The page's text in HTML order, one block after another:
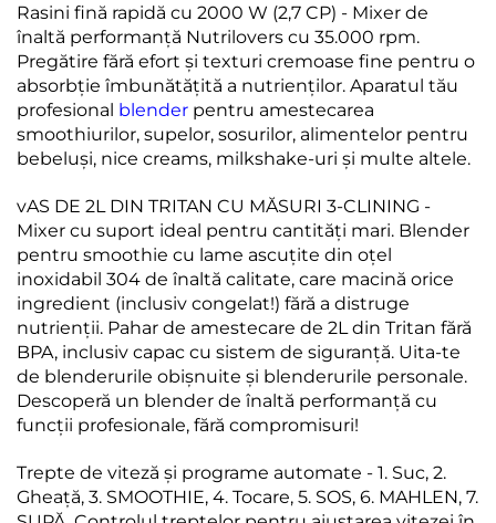
Rasini fină rapidă cu 2000 W (2,7 CP) - Mixer de
înaltă performanță Nutrilovers cu 35.000 rpm.
Pregătire fără efort și texturi cremoase fine pentru o
absorbție îmbunătățită a nutrienților. Aparatul tău
profesional blender pentru amestecarea
smoothiurilor, supelor, sosurilor, alimentelor pentru
bebeluși, nice creams, milkshake-uri și multe altele.
vAS DE 2L DIN TRITAN CU MĂSURI 3-CLINING -
Mixer cu suport ideal pentru cantități mari. Blender
pentru smoothie cu lame ascuțite din oțel
inoxidabil 304 de înaltă calitate, care macină orice
ingredient (inclusiv congelat!) fără a distruge
nutrienții. Pahar de amestecare de 2L din Tritan fără
BPA, inclusiv capac cu sistem de siguranță. Uita-te
de blenderurile obișnuite și blenderurile personale.
Descoperă un blender de înaltă performanță cu
funcții profesionale, fără compromisuri!
Trepte de viteză și programe automate - 1. Suc, 2.
Gheață, 3. SMOOTHIE, 4. Tocare, 5. SOS, 6. MAHLEN, 7.